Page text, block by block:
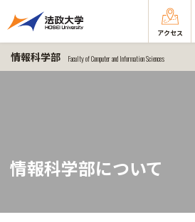
アクセス
情報科学部 Faculty of Computer and Information Sciences
情報科学部について